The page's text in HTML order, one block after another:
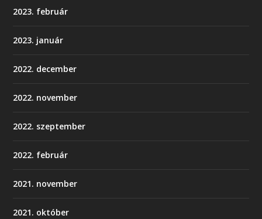
2023. február
2023. január
2022. december
2022. november
2022. szeptember
2022. február
2021. november
2021. október